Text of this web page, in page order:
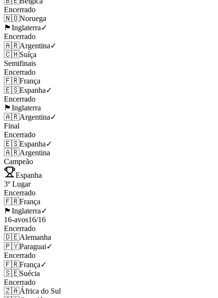
Encerrado
🇳🇴Noruega
🏴󠁧󠁢󠁥󠁮󠁧󠁿 Inglaterra✓
Encerrado
🇦🇷Argentina✓
🇨🇭Suíça
Semifinais
Encerrado
🇫🇷França
🇪🇸Espanha✓
Encerrado
🏴󠁧󠁢󠁥󠁮󠁧󠁿 Inglaterra
🇦🇷Argentina✓
Final
Encerrado
🇪🇸Espanha✓
🇦🇷Argentina
Campeão
Espanha
3º Lugar
Encerrado
🇫🇷França
🏴󠁧󠁢󠁥󠁮󠁧󠁿 Inglaterra✓
16-avos16/16
Encerrado
🇩🇪Alemanha
🇵🇾Paraguai✓
Encerrado
🇫🇷França✓
🇸🇪Suécia
Encerrado
🇿🇦África do Sul